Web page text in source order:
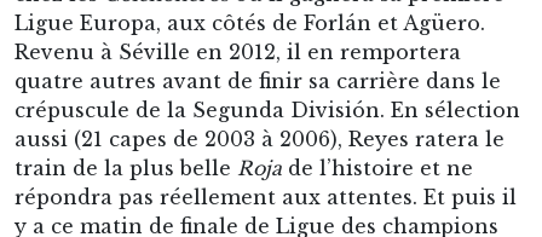
Ligue Europa, aux côtés de Forlán et Agüero.
Revenu à Séville en 2012, il en remportera
quatre autres avant de finir sa carrière dans le
crépuscule de la Segunda División. En sélection
aussi (21 capes de 2003 à 2006), Reyes ratera le
train de la plus belle Roja de l’histoire et ne
répondra pas réellement aux attentes. Et puis il
y a ce matin de finale de Ligue des champions